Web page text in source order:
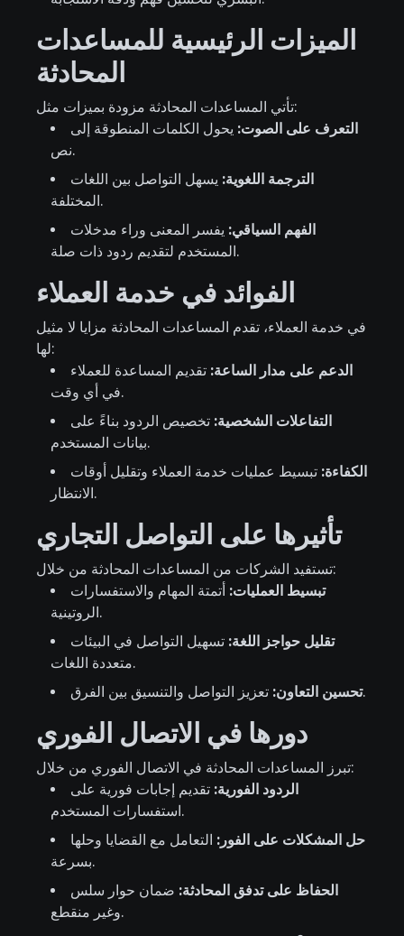
الميزات الرئيسية للمساعدات
المحادثة
تأتي المساعدات المحادثة مزودة بميزات مثل:
التعرف على الصوت: يحول الكلمات المنطوقة إلى
الترجمة اللغوية: يسهل التواصل بين اللغات
الفهم السياقي: يفسر المعنى وراء مدخلات
الفوائد في خدمة العملاء
في خدمة العملاء، تقدم المساعدات المحادثة مزايا لا مثيل
لها:
الدعم على مدار الساعة: تقديم المساعدة للعملاء
التفاعلات الشخصية: تخصيص الردود بناءً على
الكفاءة: تبسيط عمليات خدمة العملاء وتقليل أوقات
تأثيرها على التواصل التجاري
تستفيد الشركات من المساعدات المحادثة من خلال:
تبسيط العمليات: أتمتة المهام والاستفسارات
تقليل حواجز اللغة: تسهيل التواصل في البيئات
تحسين التعاون:تعزيز التواصل والتنسيق بين الفرق.
دورها في الاتصال الفوري
تبرز المساعدات المحادثة في الاتصال الفوري من خلال:
الردود الفورية: تقديم إجابات فورية على
حل المشكلات على الفور: التعامل مع القضايا وحلها
الحفاظ على تدفق المحادثة: ضمان حوار سلس